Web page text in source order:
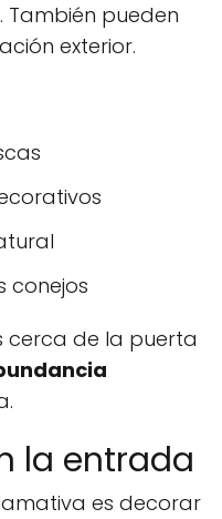
También pueden
exterior.
conejos
cerca de la puerta
la entrada
es decorar